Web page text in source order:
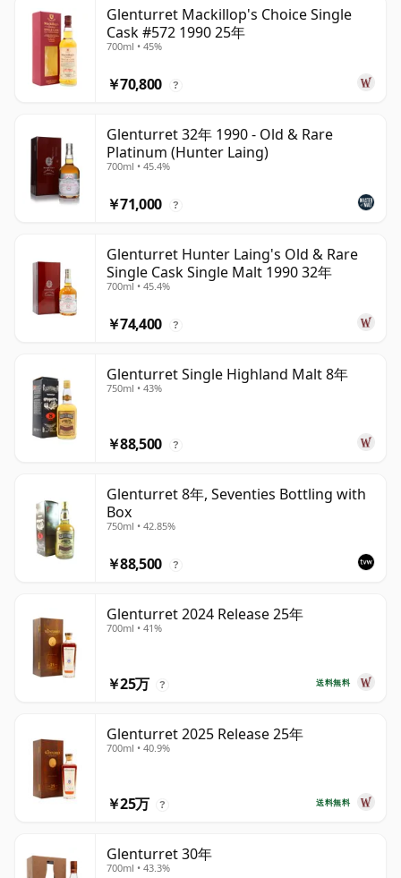
Glenturret Mackillop's Choice Single
Cask #572 1990 25年
700ml • 45%
￥70,800 ?
Glenturret 32年 1990 - Old & Rare
Platinum (Hunter Laing)
700ml • 45.4%
￥71,000 ?
Glenturret Hunter Laing's Old & Rare
Single Cask Single Malt 1990 32年
700ml • 45.4%
￥74,400 ?
Glenturret Single Highland Malt 8年
750ml • 43%
￥88,500 ?
Glenturret 8年, Seventies Bottling with
Box
750ml • 42.85%
￥88,500 ?
Glenturret 2024 Release 25年
700ml • 41%
送料無料
￥25万 ?
Glenturret 2025 Release 25年
700ml • 40.9%
送料無料
￥25万 ?
Glenturret 30年
700ml • 43.3%